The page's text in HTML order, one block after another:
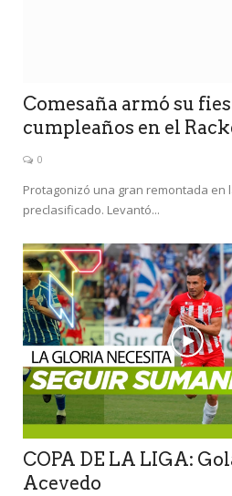
Comesaña armó su
cumpleaños en el
0
Protagonizó una gran remontada en
preclasificado. Levantó...
COPA DE LA LIGA:
Acevedo